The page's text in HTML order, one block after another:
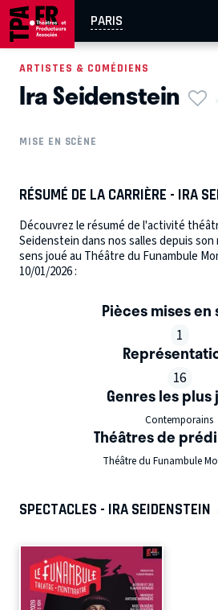
PARIS
AIX-MARSEILLE
EN TOURNÉE
ARTISTES & COMÉDIENS
Ira Seidenstein
MISE EN SCÈNE
RÉSUMÉ DE LA CARRIÈRE - IRA
Découvrez le résumé de l'activité
Seidenstein dans nos salles depuis
sens joué au Théâtre du Funambule
10/01/2026 :
Pièces mises en
1
16
Genres les plus
Contemporains
Théâtres de
Théâtre du Funambule
SPECTACLES - IRA SEIDENSTEIN